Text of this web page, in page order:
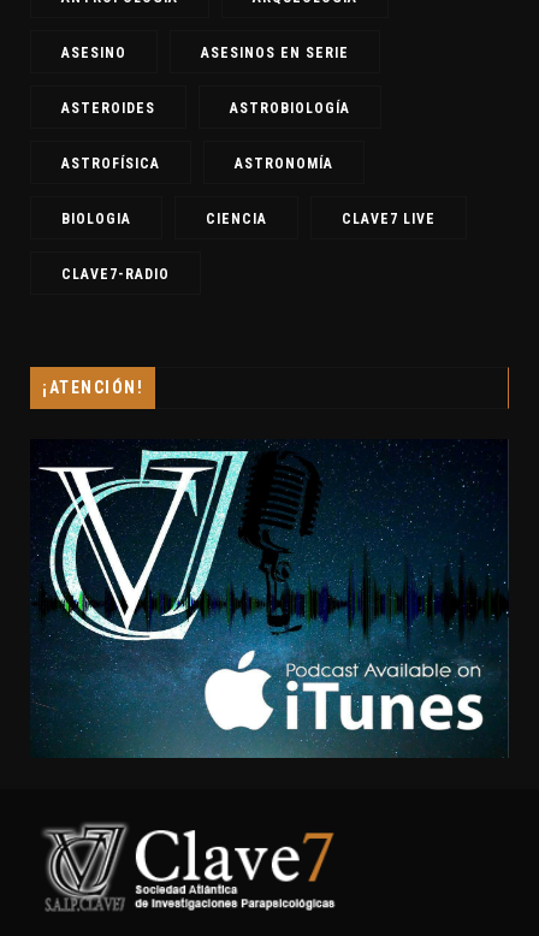
ASESINO ASESINOS EN SERIE
ASTEROIDES ASTROBIOLOGÍA
ASTROFÍSICA ASTRONOMÍA
BIOLOGIA CIENCIA CLAVE7 LIVE
CLAVE7-RADIO
¡ATENCIÓN!